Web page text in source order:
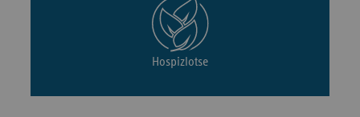
Hospizlotse